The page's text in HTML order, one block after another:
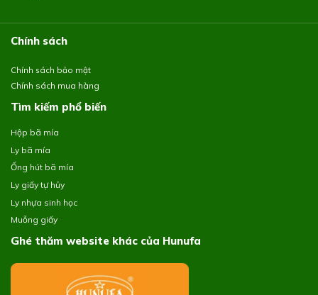
Chính sách
Chính sách bảo mật
Chính sách mua hàng
Tìm kiếm phổ biến
Hộp bã mía
Ly bã mía
Ống hút bã mía
Ly giấy tự hủy
Ly nhựa sinh học
Muỗng giấy
Ghé thăm website khác của Hunufa